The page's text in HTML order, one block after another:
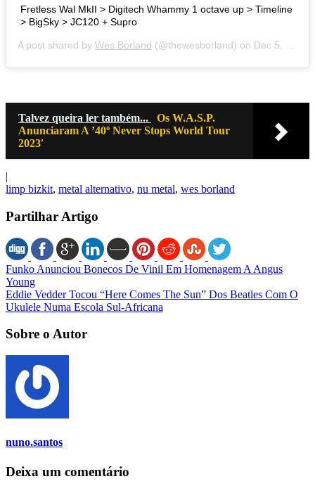
Fretless Wal MkII > Digitech Whammy 1 octave up > Timeline
> BigSky > JC120 + Supro
A post shared by Wes Borland (@thewesborland) on Dec 5, 2018 at 12:25pm PST
Talvez queira ler também...
Os W.A.S.P.
Anunciaram A ’40º Never Stops World Tour
2023′
|
limp bizkit, metal alternativo, nu metal, wes borland
Partilhar Artigo
Funko Anunciou Bonecos De Vinil Em Homenagem A Angus
Young
Eddie Vedder Tocou “Here Comes The Sun” Dos Beatles Com O
Ukulele Numa Escola Sul-Africana
Sobre o Autor
nuno.santos
Deixa um comentário